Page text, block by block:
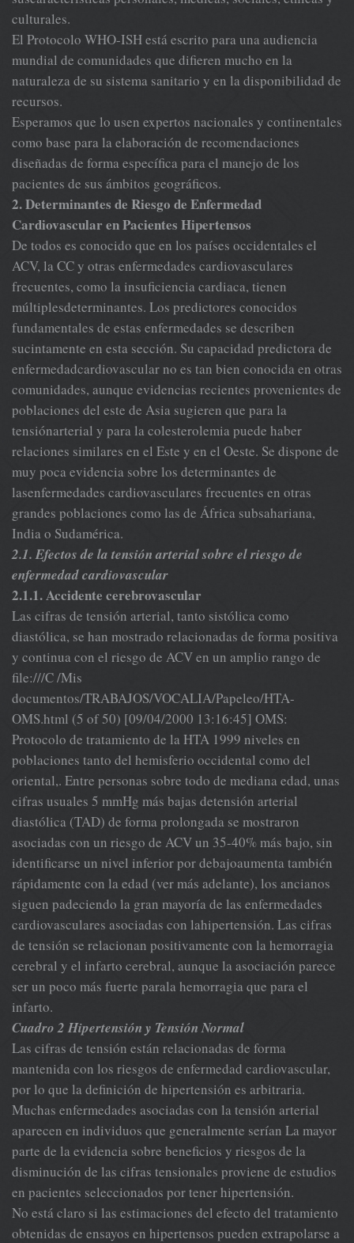
culturales.
El Protocolo WHO-ISH está escrito para una audiencia
mundial de comunidades que difieren mucho en la
naturaleza de su sistema sanitario y en la disponibilidad de
recursos.
Esperamos que lo usen expertos nacionales y continentales
como base para la elaboración de recomendaciones
diseñadas de forma específica para el manejo de los
pacientes de sus ámbitos geográficos.
2. Determinantes de Riesgo de Enfermedad
Cardiovascular en Pacientes Hipertensos
De todos es conocido que en los países occidentales el
ACV, la CC y otras enfermedades cardiovasculares
frecuentes, como la insuficiencia cardiaca, tienen
múltiplesdeterminantes. Los predictores conocidos
fundamentales de estas enfermedades se describen
sucintamente en esta sección. Su capacidad predictora de
enfermedadcardiovascular no es tan bien conocida en otras
comunidades, aunque evidencias recientes provenientes de
poblaciones del este de Asia sugieren que para la
tensiónarterial y para la colesterolemia puede haber
relaciones similares en el Este y en el Oeste. Se dispone de
muy poca evidencia sobre los determinantes de
lasenfermedades cardiovasculares frecuentes en otras
grandes poblaciones como las de África subsahariana,
India o Sudamérica.
2.1. Efectos de la tensión arterial sobre el riesgo de
enfermedad cardiovascular
2.1.1. Accidente cerebrovascular
Las cifras de tensión arterial, tanto sistólica como
diastólica, se han mostrado relacionadas de forma positiva
y continua con el riesgo de ACV en un amplio rango de
file:///C /Mis
documentos/TRABAJOS/VOCALIA/Papeleo/HTA-
OMS.html (5 of 50) [09/04/2000 13:16:45] OMS:
Protocolo de tratamiento de la HTA 1999 niveles en
poblaciones tanto del hemisferio occidental como del
oriental,. Entre personas sobre todo de mediana edad, unas
cifras usuales 5 mmHg más bajas detensión arterial
diastólica (TAD) de forma prolongada se mostraron
asociadas con un riesgo de ACV un 35-40% más bajo, sin
identificarse un nivel inferior por debajoaumenta también
rápidamente con la edad (ver más adelante), los ancianos
siguen padeciendo la gran mayoría de las enfermedades
cardiovasculares asociadas con lahipertensión. Las cifras
de tensión se relacionan positivamente con la hemorragia
cerebral y el infarto cerebral, aunque la asociación parece
ser un poco más fuerte parala hemorragia que para el
infarto.
Cuadro 2 Hipertensión y Tensión Normal
Las cifras de tensión están relacionadas de forma
mantenida con los riesgos de enfermedad cardiovascular,
por lo que la definición de hipertensión es arbitraria.
Muchas enfermedades asociadas con la tensión arterial
aparecen en individuos que generalmente serían La mayor
parte de la evidencia sobre beneficios y riesgos de la
disminución de las cifras tensionales proviene de estudios
en pacientes seleccionados por tener hipertensión.
No está claro si las estimaciones del efecto del tratamiento
obtenidas de ensayos en hipertensos pueden extrapolarse a